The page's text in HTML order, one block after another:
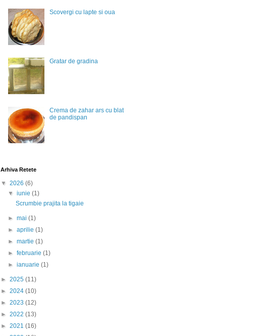
Scovergi cu lapte si oua
Gratar de gradina
Crema de zahar ars cu blat
de pandispan
Arhiva Retete
▼ 2026 (6)
▼iunie(1)
Scrumbie prajita la tigaie
►mai(1)
►aprilie(1)
►martie(1)
►februarie(1)
►ianuarie(1)
► 2025 (11)
► 2024 (10)
► 2023 (12)
► 2022 (13)
► 2021 (16)